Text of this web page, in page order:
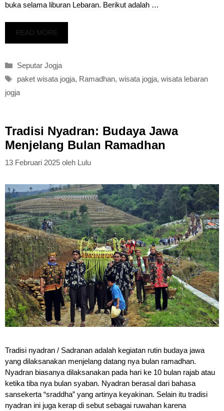
buka selama liburan Lebaran. Berikut adalah …
READ MORE
Kategori
Seputar Jogja
Tag
paket wisata jogja, Ramadhan, wisata jogja, wisata lebaran
jogja
Tradisi Nyadran: Budaya Jawa
Menjelang Bulan Ramadhan
13 Februari 2025 oleh Lulu
Tradisi nyadran / Sadranan adalah kegiatan rutin budaya jawa
yang dilaksanakan menjelang datang nya bulan ramadhan.
Nyadran biasanya dilaksanakan pada hari ke 10 bulan rajab atau
ketika tiba nya bulan syaban. Nyadran berasal dari bahasa
sansekerta “sraddha” yang artinya keyakinan. Selain itu tradisi
nyadran ini juga kerap di sebut sebagai ruwahan karena